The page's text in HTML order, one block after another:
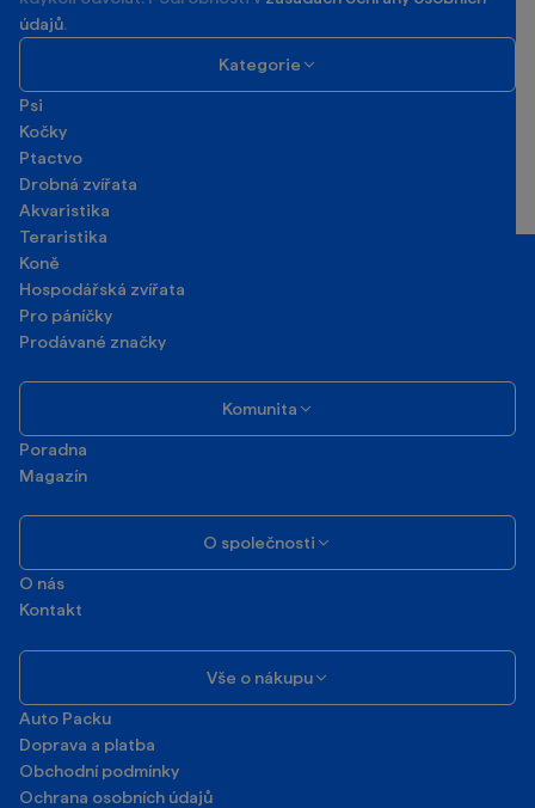
údajů.
Kategorie
Psi
Kočky
Ptactvo
Drobná zvířata
Akvaristika
Teraristika
Koně
Hospodářská zvířata
Pro páníčky
Prodávané značky
Komunita
Poradna
Magazín
O společnosti
O nás
Kontakt
Vše o nákupu
Auto Packu
Doprava a platba
Obchodní podmínky
Ochrana osobních údajů